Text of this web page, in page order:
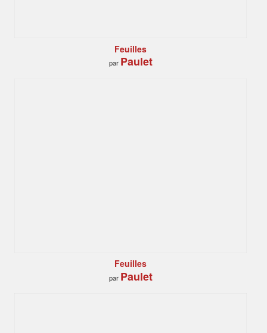
Feuilles
par Paulet
Feuilles
par Paulet